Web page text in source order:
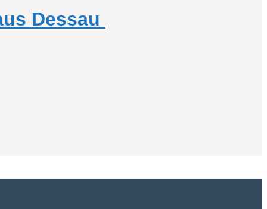
Dessau